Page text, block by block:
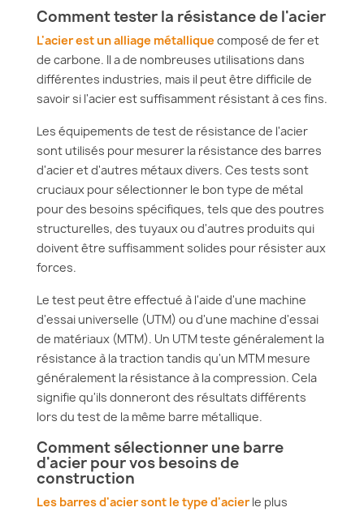
Comment tester la résistance de l'acier
L'acier est un alliage métalliquecomposé de fer et
de carbone. Il a de nombreuses utilisations dans
différentes industries, mais il peut être difficile de
savoir si l'acier est suffisamment résistant à ces fins.
Les équipements de test de résistance de l'acier
sont utilisés pour mesurer la résistance des barres
d'acier et d'autres métaux divers. Ces tests sont
cruciaux pour sélectionner le bon type de métal
pour des besoins spécifiques, tels que des poutres
structurelles, des tuyaux ou d'autres produits qui
doivent être suffisamment solides pour résister aux
forces.
Le test peut être effectué à l'aide d'une machine
d'essai universelle (UTM) ou d'une machine d'essai
de matériaux (MTM). Un UTM teste généralement la
résistance à la traction tandis qu'un MTM mesure
généralement la résistance à la compression. Cela
signifie qu'ils donneront des résultats différents
lors du test de la même barre métallique.
Comment sélectionner une barre
d'acier pour vos besoins de
construction
Les barres d'acier sont le type d'acierle plus